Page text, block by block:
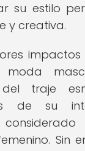
su estilo
y creativa.
impactos
del traje
de su
Sin